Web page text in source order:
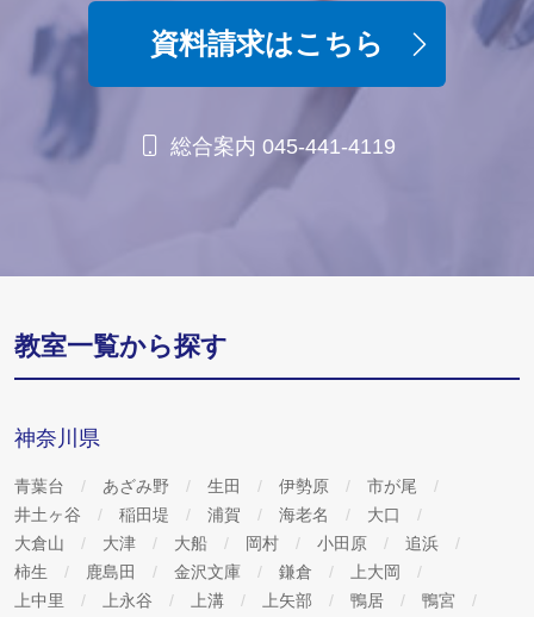
資料請求はこちら
総合案内 045-441-4119
教室一覧から探す
神奈川県
青葉台 あざみ野 生田 伊勢原
市が尾
井土ヶ谷
稲田堤 浦賀 海老名
大口
大倉山
大津 大船 岡村 小田原
追浜
柿生
鹿島田 金沢文庫 鎌倉
上大岡
上中里
上永谷 上溝 上矢部 鴨居
鴨宮